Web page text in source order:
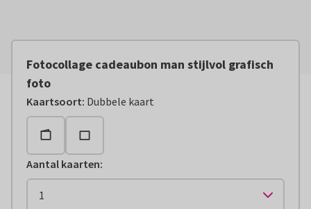
Fotocollage cadeaubon man stijlvol grafisch
foto
Kaartsoort: Dubbele kaart
Aantal kaarten: